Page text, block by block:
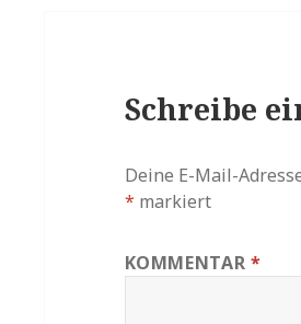
Schreibe
Deine E-Mail-
* markiert
KOMMENTAR *